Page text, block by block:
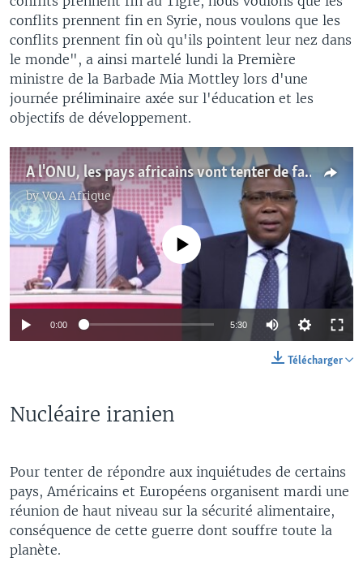
conflits prennent fin en Syrie, nous voulons que les
conflits prennent fin où qu'ils pointent leur nez dans
le monde", a ainsi martelé lundi la Première
ministre de la Barbade Mia Mottley lors d'une
journée préliminaire axée sur l'éducation et les
objectifs de développement.
A l'ONU, les pays africains vont tenter de faire avancer leurs propres agendas
byVOA Afrique
No media source currently available
0:00 5:30
Télécharger
Nucléaire iranien
Pour tenter de répondre aux inquiétudes de certains
pays, Américains et Européens organisent mardi une
réunion de haut niveau sur la sécurité alimentaire,
conséquence de cette guerre dont souffre toute la
planète.